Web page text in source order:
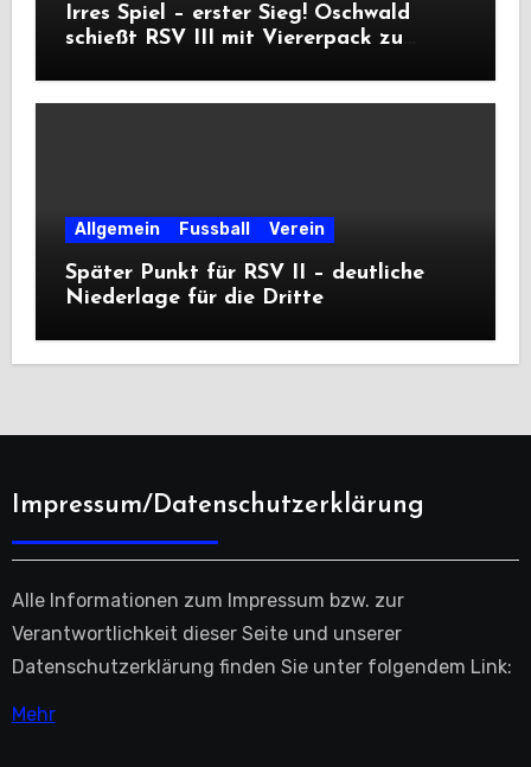
Irres Spiel – erster Sieg! Oschwald
schießt RSV III mit Viererpack zu
Allgemein Fussball Verein
Später Punkt für RSV II – deutliche
Niederlage für die Dritte
Impressum/Datenschutzerklärung
Alle Informationen zum Impressum bzw. zur
Verantwortlichkeit dieser Seite und unserer
Datenschutzerklärung finden Sie unter folgendem Link:
Mehr